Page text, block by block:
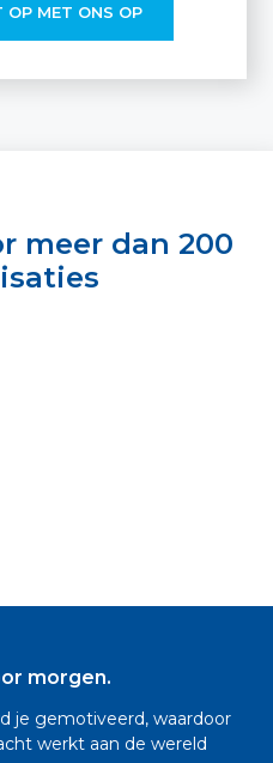
OP MET ONS OP
meer dan 200
morgen.
je gemotiveerd, waardoor
werkt aan de wereld